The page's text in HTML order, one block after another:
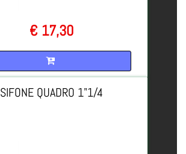
€ 17,30
SIFONE QUADRO 1"1/4